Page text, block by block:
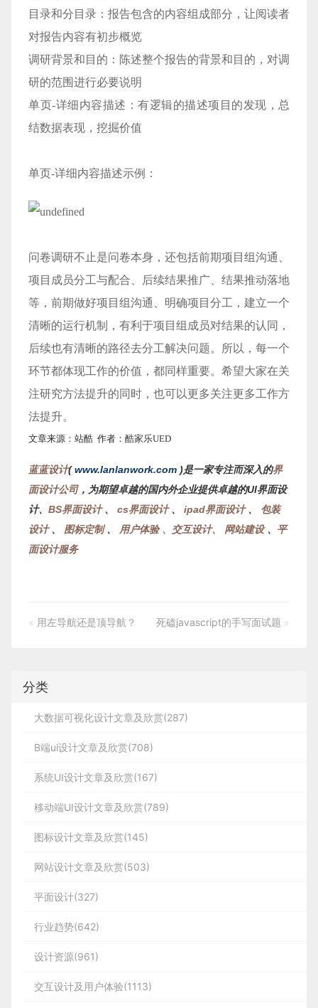
目录和分目录：报告包含的内容组成部分，让阅读者
对报告内容有初步概览
调研背景和目的：陈述整个报告的背景和目的，对调
研的范围进行必要说明
单页-详细内容描述：有逻辑的描述项目的发现，总
结数据表现，挖掘价值
单页-详细内容描述示例：
问卷调研不止是问卷本身，还包括前期项目组沟通、
项目成员分工与配合、后续结果推广、结果推动落地
等，前期做好项目组沟通、明确项目分工，建立一个
清晰的运行机制，有利于项目组成员对结果的认同，
后续也有清晰的路径去分工解决问题。所以，每一个
环节都体现工作的价值，都同样重要。希望大家在关
注研究方法提升的同时，也可以更多关注更多工作方
法提升。
文章来源：站酷 作者： 酷家乐UED
蓝蓝设计(www.lanlanwork.com )是一家专注而深入的界
面设计公司，为期望卓越的国内外企业提供卓越的UI界面设
计、 BS界面设计、 cs界面设计、 ipad界面设计 、 包装
设计、 图标定制、 用户体验 、交互设计、 网站建设 、 平
面设计服务
« 用左导航还是顶导航？ 死磕javascript的手写面试题 »
分类
大数据可视化设计文章及欣赏(287)
B端ui设计文章及欣赏(708)
系统UI设计文章及欣赏(167)
移动端UI设计文章及欣赏(789)
图标设计文章及欣赏(145)
网站设计文章及欣赏(503)
平面设计(327)
行业趋势(642)
设计资源(961)
交互设计及用户体验(1113)